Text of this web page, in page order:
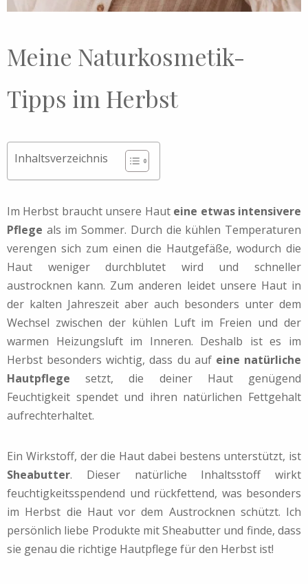
Meine Naturkosmetik-
Tipps im Herbst
Inhaltsverzeichnis
Im Herbst braucht unsere Haut eine etwas intensivere
Pflege als im Sommer. Durch die kühlen Temperaturen
verengen sich zum einen die Hautgefäße, wodurch die
Haut weniger durchblutet wird und schneller
austrocknen kann. Zum anderen leidet unsere Haut in
der kalten Jahreszeit aber auch besonders unter dem
Wechsel zwischen der kühlen Luft im Freien und der
warmen Heizungsluft im Inneren. Deshalb ist es im
Herbst besonders wichtig, dass du auf eine natürliche
Hautpflege setzt, die deiner Haut genügend
Feuchtigkeit spendet und ihren natürlichen Fettgehalt
aufrechterhaltet.
Ein Wirkstoff, der die Haut dabei bestens unterstützt, ist
Sheabutter. Dieser natürliche Inhaltsstoff wirkt
feuchtigkeitsspendend und rückfettend, was besonders
im Herbst die Haut vor dem Austrocknen schützt. Ich
persönlich liebe Produkte mit Sheabutter und finde, dass
sie genau die richtige Hautpflege für den Herbst ist!